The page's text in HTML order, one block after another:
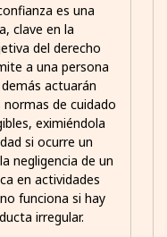
es una
clave en la
del derecho
a una persona
actuarán
de cuidado
eximiéndola
si ocurre un
negligencia de un
en actividades
funciona si hay
irregular.